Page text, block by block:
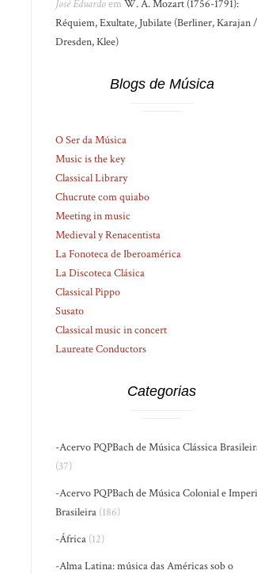
José EduardoemW. A. Mozart (1756-1791):
Réquiem, Exultate, Jubilate (Berliner, Karajan /
Dresden, Klee)
Blogs de Música
O Ser da Música
Music is the key
Classical Library
Chucrute com quiabo
Meeting in music
Medieval y Renacentista
La Fonoteca de Iberoamérica
La Discoteca Clásica
Classical Pippo
Susato
Classical music in concert
Laureate Conductors
Categorias
-Acervo PQPBach de Música Clássica
(37)
-Acervo PQPBach de Música Colonial e
Brasileira (186)
-África (12)
-Alma Latina: música das Américas sob o